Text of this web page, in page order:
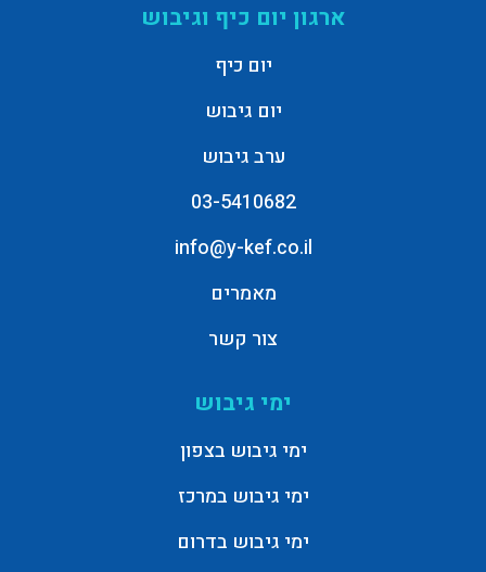
ארגון יום כיף וגיבוש
יום כיף
יום גיבוש
ערב גיבוש
03-5410682
info@y-kef.co.il
מאמרים
צור קשר
ימי גיבוש
ימי גיבוש בצפון
ימי גיבוש במרכז
ימי גיבוש בדרום